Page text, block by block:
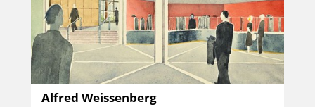
Alfred Weissenberg